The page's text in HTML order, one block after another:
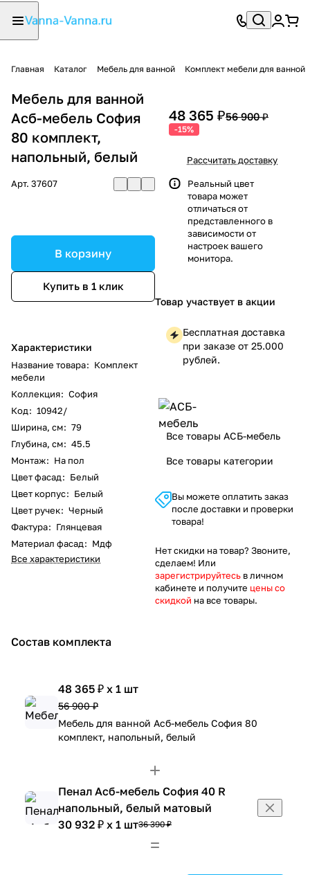
Главная Каталог Мебель для ванной Комплект мебели для ванной
Мебель для ванной
Асб-мебель София
80 комплект,
напольный, белый
Арт. 37607
В корзину
Купить в 1 клик
Характеристики
Название товара: Комплект
мебели
Коллекция: София
Код: 10942/
Ширина, см: 79
Глубина, см: 45.5
Монтаж: На пол
Цвет фасад: Белый
Цвет корпус: Белый
Цвет ручек: Черный
Фактура: Глянцевая
Материал фасад: Мдф
Все характеристики
48 365 ₽56 900 ₽
-15%
Рассчитать доставку
Реальный цвет
товара может
отличаться от
представленного в
зависимости от
настроек вашего
монитора.
Товар участвует в акции
Бесплатная доставка
при заказе от 25.000
рублей.
Все товары АСБ-мебель
Все товары категории
Вы можете оплатить заказ
после доставки и проверки
товара!
Нет скидки на товар? Звоните,
сделаем! Или
зарегистрируйтесь в личном
кабинете и получите цены со
скидкой на все товары.
Состав комплекта
48 365 ₽ x 1 шт
56 900 ₽
Мебель для ванной Асб-мебель София 80
комплект, напольный, белый
Пенал Асб-мебель София 40 R
напольный, белый матовый
30 932 ₽ x 1 шт36 390 ₽